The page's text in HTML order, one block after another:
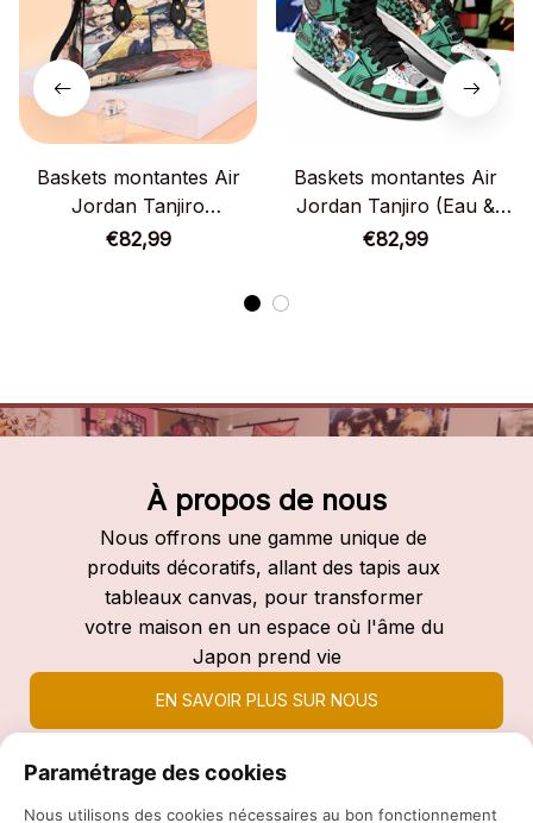
Baskets montantes Air
Jordan Tanjiro
(Respiration du Soleil) –
€82,99
Baskets montantes Air
Jordan Tanjiro (Eau &
Feu) – Chaussures
€82,99
À propos de nous
Nous offrons une gamme unique de
produits décoratifs, allant des tapis aux
tableaux canvas, pour transformer
votre maison en un espace où l'âme du
Japon prend vie
EN SAVOIR PLUS SUR NOUS
Paramétrage des cookies
Nous utilisons des cookies nécessaires au bon fonctionnement